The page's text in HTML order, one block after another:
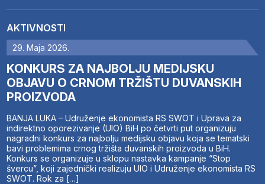
AKTIVNOSTI
29. Maja 2026.
KONKURS ZA NAJBOLJU MEDIJSKU
OBJAVU O CRNOM TRŽIŠTU DUVANSKIH
PROIZVODA
BANJA LUKA – Udruženje ekonomista RS SWOT i Uprava za
indirektno oporezivanje (UIO) BiH po četvrti put organizuju
nagradni konkurs za najbolju medijsku objavu koja se tematski
bavi problemima crnog tržišta duvanskih proizvoda u BiH.
Konkurs se organizuje u sklopu nastavka kampanje “Stop
švercu”, koji zajednički realizuju UIO i Udruženje ekonomista RS
SWOT. Rok za […]